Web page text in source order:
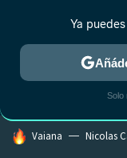
ESTRENOS
HOY SE HABLA DE
Vaiana Nicolas
Ya
Solo